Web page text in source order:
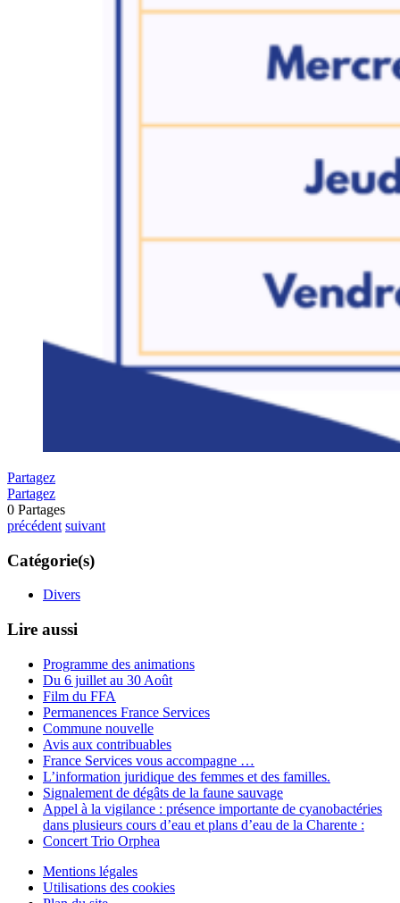
Partagez
Partagez
0 Partages
précédent suivant
Catégorie(s)
Divers
Lire aussi
Programme des animations
Du 6 juillet au 30 Août
Film du FFA
Permanences France Services
Commune nouvelle
Avis aux contribuables
France Services vous accompagne …
L’information juridique des femmes et des familles.
Signalement de dégâts de la faune sauvage
Appel à la vigilance : présence importante de cyanobactéries
dans plusieurs cours d’eau et plans d’eau de la Charente :
Concert Trio Orphea
Mentions légales
Utilisations des cookies